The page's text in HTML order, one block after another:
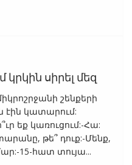
կրկին սիրել մեզ
շենքերի
էին կատարում:
եք կառուցում:-Հա:
թե՞ դուք:-Մենք,
15-հատ տույա...